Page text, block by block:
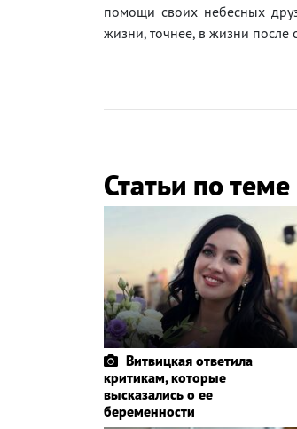
помощи своих небесных
жизни, точнее, в жизни после
Статьи по теме
Витвицкая ответила
критикам, которые
высказались о ее
беременности